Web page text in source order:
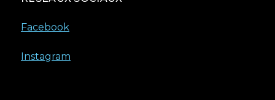
Facebook
Instagram